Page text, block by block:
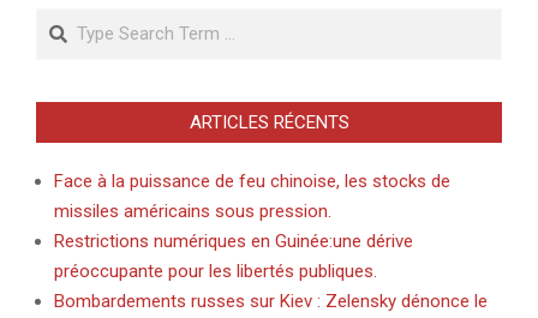
ARTICLES RÉCENTS
Face à la puissance de feu chinoise, les stocks de
missiles américains sous pression.
Restrictions numériques en Guinée:une dérive
préoccupante pour les libertés publiques.
Bombardements russes sur Kiev : Zelensky dénonce le